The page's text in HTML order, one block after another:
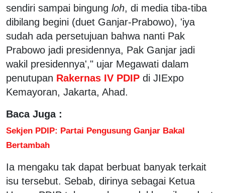
sendiri sampai bingung loh, di media tiba-tiba
dibilang begini (duet Ganjar-Prabowo), 'iya
sudah ada persetujuan bahwa nanti Pak
Prabowo jadi presidennya, Pak Ganjar jadi
wakil presidennya'," ujar Megawati dalam
penutupan Rakernas IV PDIP di JIExpo
Kemayoran, Jakarta, Ahad.
Baca Juga :
Sekjen PDIP: Partai Pengusung Ganjar Bakal
Bertambah
Ia mengaku tak dapat berbuat banyak terkait
isu tersebut. Sebab, dirinya sebagai Ketua